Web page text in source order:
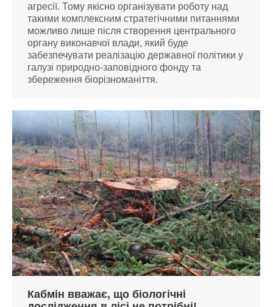
агресії. Тому якісно організувати роботу над
такими комплексним стратегічними питаннями
можливо лише після створення центрального
органу виконавчої влади, який буде
забезпечувати реалізацію державної політики у
галузі природно-заповідного фонду та
збереження біорізноманіття.
Кабмін вважає, що біологічні